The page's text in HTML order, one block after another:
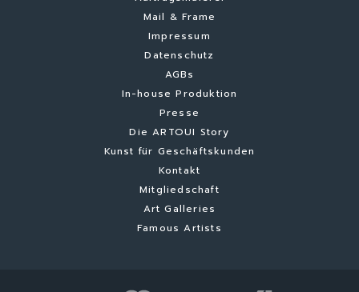
Mail & Frame
Impressum
Datenschutz
AGBs
In-house Produktion
Presse
Die ARTOUI Story
Kunst für Geschäftskunden
Kontakt
Mitgliedschaft
Art Galleries
Famous Artists